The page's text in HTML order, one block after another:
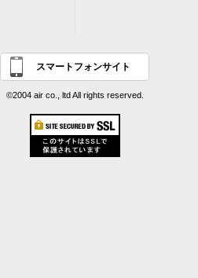
スマートフォンサイト
©2004 air co., ltd All rights reserved.